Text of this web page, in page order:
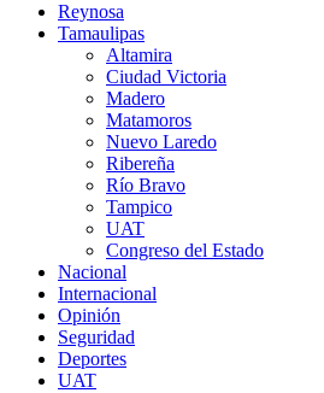
Reynosa
Tamaulipas
Altamira
Ciudad Victoria
Madero
Matamoros
Nuevo Laredo
Ribereña
Río Bravo
Tampico
UAT
Congreso del Estado
Nacional
Internacional
Opinión
Seguridad
Deportes
UAT